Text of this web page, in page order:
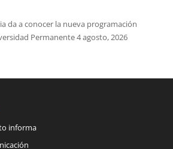
da a conocer la nueva programación
Permanente4 agosto, 2026
informa